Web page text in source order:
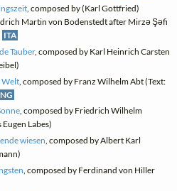
, composed by (Karl Gottfried)
Martin von Bodenstedt after Mirzə Şəfi
ITA
Tauber, composed by Karl Heinrich Carsten
Welt, composed by Franz Wilhelm Abt (Text:
, composed by Friedrich Wilhelm
Labes)
wiesen, composed by Albert Karl
, composed by Ferdinand von Hiller